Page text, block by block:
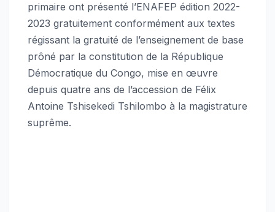
primaire ont présenté l’ENAFEP édition 2022-
2023 gratuitement conformément aux textes
régissant la gratuité de l’enseignement de base
prôné par la constitution de la République
Démocratique du Congo, mise en œuvre
depuis quatre ans de l’accession de Félix
Antoine Tshisekedi Tshilombo à la magistrature
suprême.